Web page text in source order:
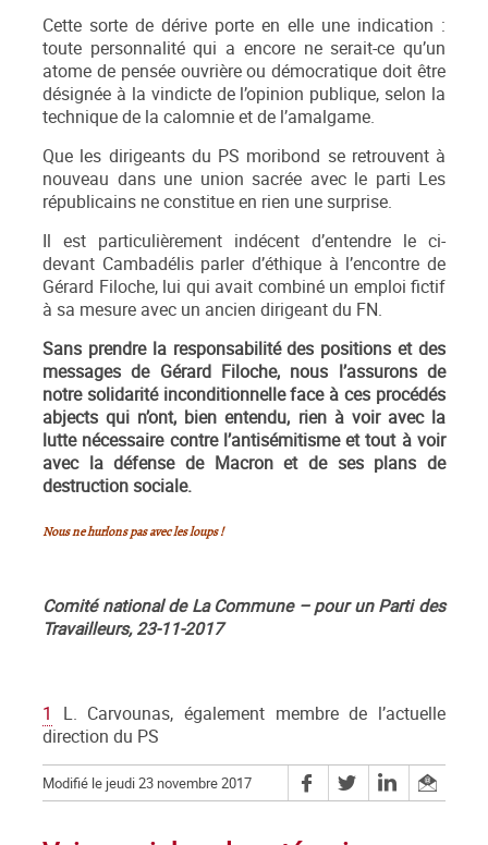
Cette sorte de dérive porte en elle une indication :
toute personnalité qui a encore ne serait-ce qu’un
atome de pensée ouvrière ou démocratique doit être
désignée à la vindicte de l’opinion publique, selon la
technique de la calomnie et de l’amalgame.
Que les dirigeants du PS moribond se retrouvent à
nouveau dans une union sacrée avec le parti Les
républicains ne constitue en rien une surprise.
Il est particulièrement indécent d’entendre le ci-
devant Cambadélis parler d’éthique à l’encontre de
Gérard Filoche, lui qui avait combiné un emploi fictif
à sa mesure avec un ancien dirigeant du FN.
Sans prendre la responsabilité des positions et des
messages de Gérard Filoche, nous l’assurons de
notre solidarité inconditionnelle face à ces procédés
abjects qui n’ont, bien entendu, rien à voir avec la
lutte nécessaire contre l’antisémitisme et tout à voir
avec la défense de Macron et de ses plans de
destruction sociale.
Nous ne hurlons pas avec les loups !
Comité national de La Commune – pour un Parti des
Travailleurs, 23-11-2017
1
L. Carvounas, également membre de l’actuelle
direction du PS
Modifié le jeudi 23 novembre 2017